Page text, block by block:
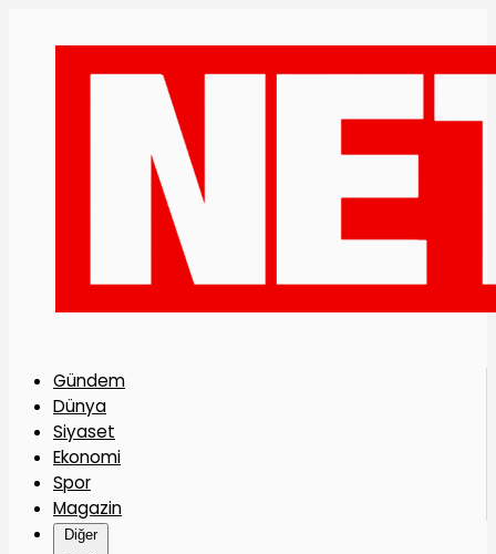
Gündem
Dünya
Siyaset
Ekonomi
Spor
Magazin
Diğer